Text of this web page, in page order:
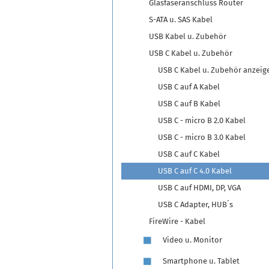
Glasfaseranschluss Router
S-ATA u. SAS Kabel
USB Kabel u. Zubehör
USB C Kabel u. Zubehör
USB C Kabel u. Zubehör
USB C auf A Kabel
USB C auf B Kabel
USB C - micro B 2.0 Kabel
USB C - micro B 3.0 Kabel
USB C auf C Kabel
USB C auf C 4.0 Kabel
USB C auf HDMI, DP, VGA
USB C Adapter, HUB´s
FireWire - Kabel
Video u. Monitor
Smartphone u. Tablet